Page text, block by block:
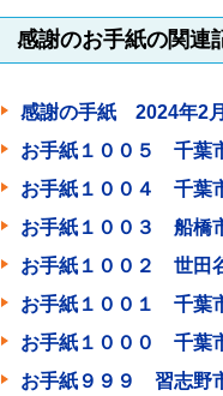
感謝のお手紙の関連
感謝の手紙 2024年2
お手紙１００５ 千葉
お手紙１００４ 千葉
お手紙１００３ 船橋
お手紙１００２ 世田
お手紙１００１ 千葉
お手紙１０００ 千葉
お手紙９９９ 習志野